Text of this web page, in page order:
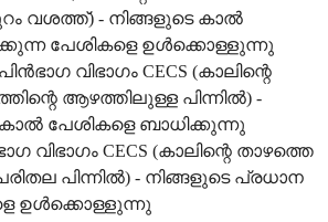
വശത്ത്) - നിങ്ങളുടെ കാൽ
പേശികളെ ഉൾക്കൊള്ളുന്നു
വിഭാഗം CECS (കാലിന്റെ
ആഴത്തിലുള്ള പിന്നിൽ) -
പേശികളെ ബാധിക്കുന്നു
വിഭാഗം CECS (കാലിന്റെ താഴത്തെ
പിന്നിൽ) - നിങ്ങളുടെ പ്രധാന
ഉൾക്കൊള്ളുന്നു